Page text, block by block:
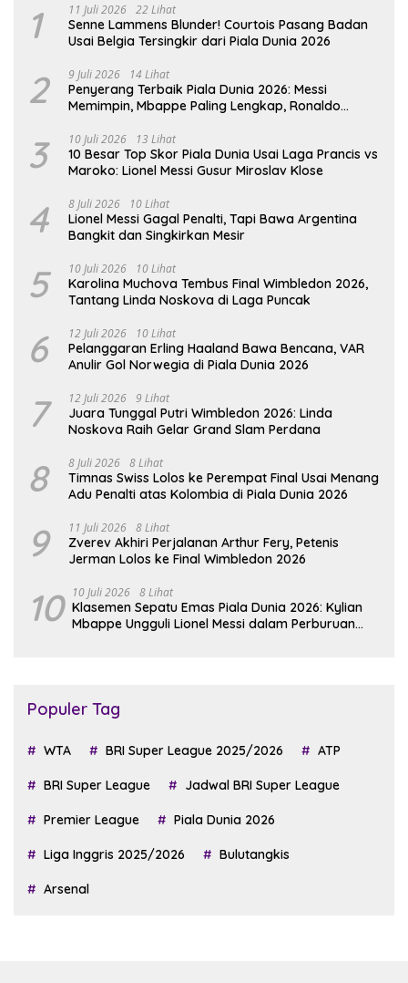
1 11 Juli 2026 22 Lihat
Senne Lammens Blunder! Courtois Pasang Badan
Usai Belgia Tersingkir dari Piala Dunia 2026
2 9 Juli 2026 14 Lihat
Penyerang Terbaik Piala Dunia 2026: Messi
Memimpin, Mbappe Paling Lengkap, Ronaldo
3 10 Juli 2026 13 Lihat
10 Besar Top Skor Piala Dunia Usai Laga Prancis vs
Maroko: Lionel Messi Gusur Miroslav Klose
4 8 Juli 2026 10 Lihat
Lionel Messi Gagal Penalti, Tapi Bawa Argentina
Bangkit dan Singkirkan Mesir
5 10 Juli 2026 10 Lihat
Karolina Muchova Tembus Final Wimbledon 2026,
Tantang Linda Noskova di Laga Puncak
6 12 Juli 2026 10 Lihat
Pelanggaran Erling Haaland Bawa Bencana, VAR
Anulir Gol Norwegia di Piala Dunia 2026
7 12 Juli 2026 9 Lihat
Juara Tunggal Putri Wimbledon 2026: Linda
Noskova Raih Gelar Grand Slam Perdana
8 8 Juli 2026 8 Lihat
Timnas Swiss Lolos ke Perempat Final Usai Menang
Adu Penalti atas Kolombia di Piala Dunia 2026
9 11 Juli 2026 8 Lihat
Zverev Akhiri Perjalanan Arthur Fery, Petenis
Jerman Lolos ke Final Wimbledon 2026
10 10 Juli 2026 8 Lihat
Klasemen Sepatu Emas Piala Dunia 2026: Kylian
Mbappe Ungguli Lionel Messi dalam Perburuan
Populer Tag
WTA BRI Super League 2025/2026 ATP
BRI Super League Jadwal BRI Super League
Premier League Piala Dunia 2026
Liga Inggris 2025/2026 Bulutangkis
Arsenal